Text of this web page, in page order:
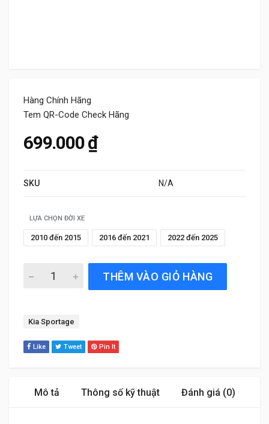
Hàng Chính Hãng
Tem QR-Code Check Hãng
699.000₫
SKU N/A
LỰA CHỌN ĐỜI XE
2010 đến 2015 2016 đến 2021 2022 đến 2025
Gạt Mưa Xe Kia Sportage (2010 đến 2025) Bosch
THÊM VÀO GIỎ HÀNG
Tag:
Kia Sportage
Like Tweet Pin It
Mô tả Thông số kỹ thuật Đánh giá (0)